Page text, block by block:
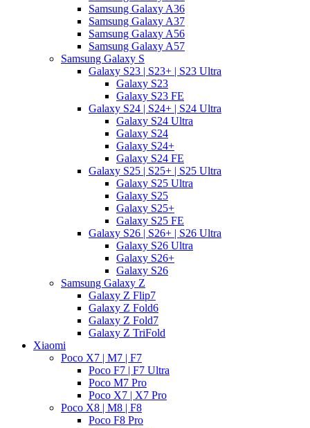
Samsung Galaxy A36
Samsung Galaxy A37
Samsung Galaxy A56
Samsung Galaxy A57
Samsung Galaxy S
Galaxy S23 | S23+ | S23 Ultra
Galaxy S23
Galaxy S23 FE
Galaxy S24 | S24+ | S24 Ultra
Galaxy S24 Ultra
Galaxy S24
Galaxy S24+
Galaxy S24 FE
Galaxy S25 | S25+ | S25 Ultra
Galaxy S25 Ultra
Galaxy S25
Galaxy S25+
Galaxy S25 FE
Galaxy S26 | S26+ | S26 Ultra
Galaxy S26 Ultra
Galaxy S26+
Galaxy S26
Samsung Galaxy Z
Galaxy Z Flip7
Galaxy Z Fold6
Galaxy Z Fold7
Galaxy Z TriFold
Xiaomi
Poco X7 | M7 | F7
Poco F7 | F7 Ultra
Poco M7 Pro
Poco X7 | X7 Pro
Poco X8 | M8 | F8
Poco F8 Pro